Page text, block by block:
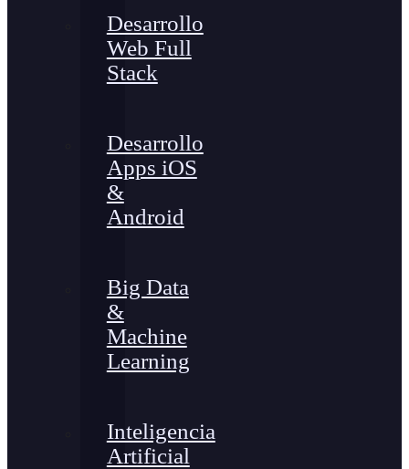
Desarrollo
Web Full
Stack
Desarrollo
Apps iOS
&
Android
Big Data
&
Machine
Learning
Inteligencia
Artificial